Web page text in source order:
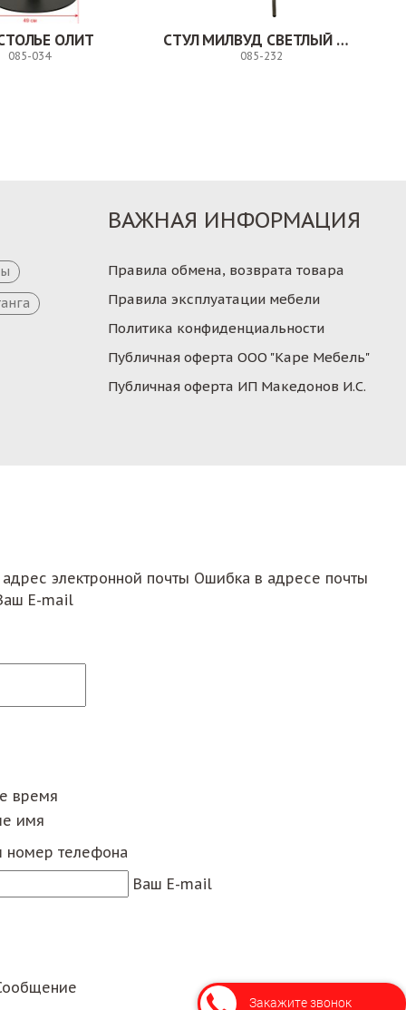
ОЛИТ
085-034
СТУЛ МИЛВУД СВЕТЛЫЙ ШЕЛК
085-232
ВАЖНАЯ ИНФОРМАЦИЯ
Правила обмена, возврата товара
Правила эксплуатации мебели
Политика конфиденциальности
Публичная оферта ООО "Каре Мебель"
Публичная оферта ИП Македонов И.С.
электронной почты Ошибка в адресе почты
E-mail
время
имя
номер телефона
Ваш E-mail
Закажите звонок